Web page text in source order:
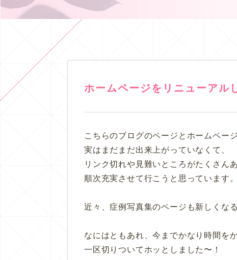
ホームページをリニューアル
こちらのブログのページとホームペー
実はまだまだ出来上がっていなくて、
リンク切れや見難いところがたくさん
順次充実させて行こうと思っています。
近々、症例写真集のページも新しくな
なにはともあれ、今までかなり時間を
一区切りついてホッとしました〜！